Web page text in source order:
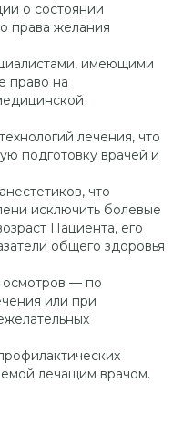
о состоянии
права желания
имеющими
право на
лечения, что
подготовку врачей и
что
исключить болевые
Пациента, его
общего здоровья
осмотров — по
или при
лечащим врачом.
зубов